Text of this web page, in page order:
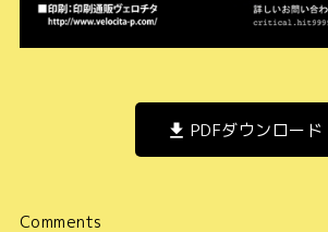
PDFダウンロード
Comments